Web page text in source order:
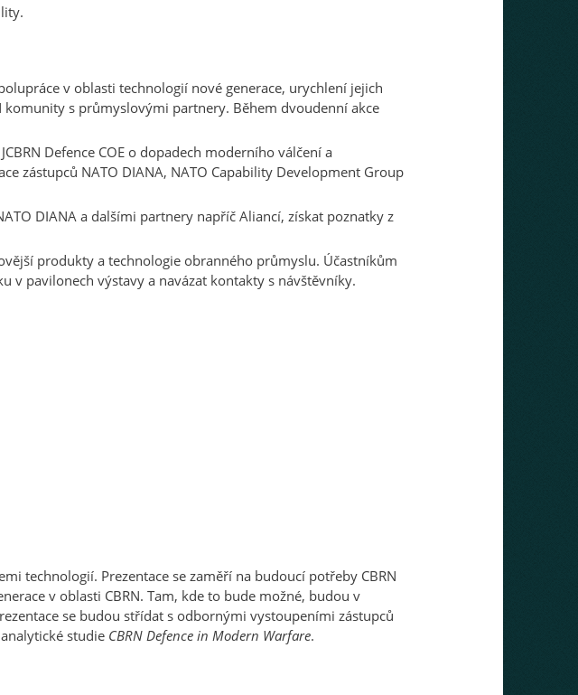
v oblasti technologií nové generace, urychlení jejich
s průmyslovými partnery. Během dvoudenní akce
Defence COE o dopadech moderního válčení a
zástupců NATO DIANA, NATO Capability Development Group
DIANA a dalšími partnery napříč Aliancí, získat poznatky z
produkty a technologie obranného průmyslu. Účastníkům
v pavilonech výstavy a navázat kontakty s návštěvníky.
technologií. Prezentace se zaměří na budoucí potřeby CBRN
v oblasti CBRN. Tam, kde to bude možné, budou v
se budou střídat s odbornými vystoupeními zástupců
studie CBRN Defence in Modern Warfare.